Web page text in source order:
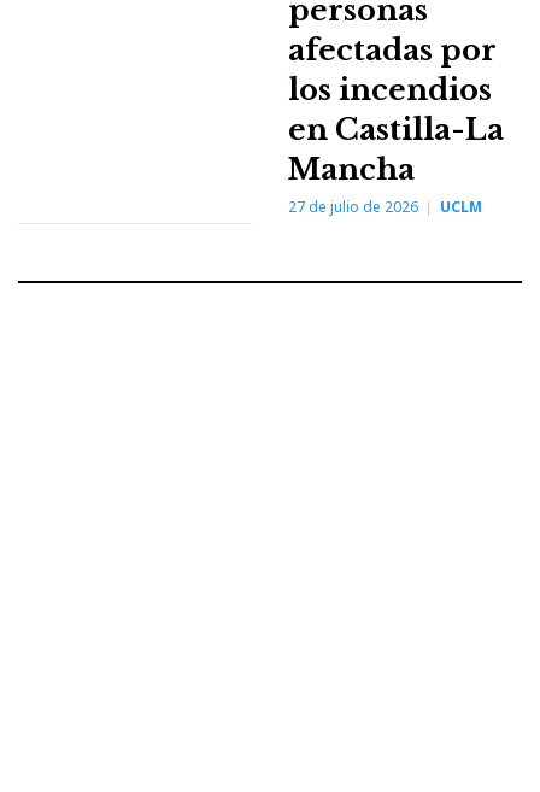
personas
afectadas por
los incendios
en Castilla-La
Mancha
27 de julio de 2026 UCLM